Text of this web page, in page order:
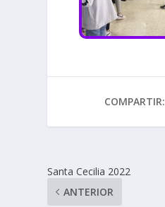
COMPARTIR:
Santa Cecilia 2022
ANTERIOR